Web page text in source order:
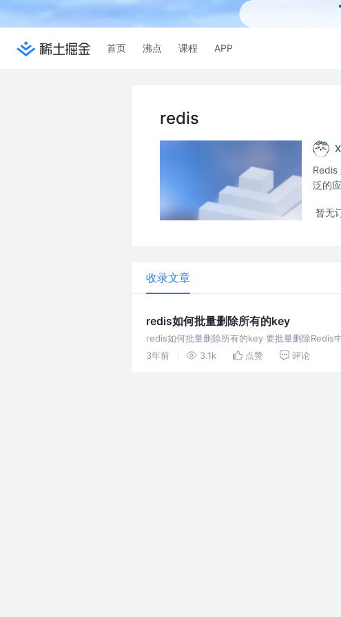
首页 沸点 课程 APP
redis
Redis
泛的
暂无
收录文章
redis如何批量删除所有的key
redis如何批量删除所有的key 要批量删除Redis
3年前
3.1k 点赞 评论